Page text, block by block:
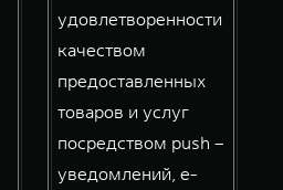
удовлетворенности
качеством
предоставленных
товаров и услуг
посредством push –
уведомлений, e-